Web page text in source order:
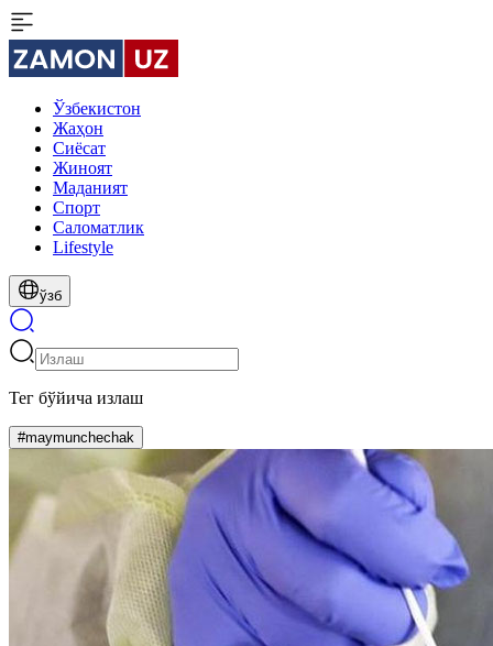
Ўзбекистон
Жаҳон
Сиёсат
Жиноят
Маданият
Спорт
Cаломатлик
Lifestyle
ўзб
Тег бўйича излаш
#maymunchechak